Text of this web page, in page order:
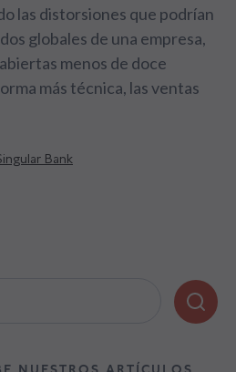
las distorsiones que podrían
globales de una empresa,
menos de doce
más técnica, las ventas
Bank